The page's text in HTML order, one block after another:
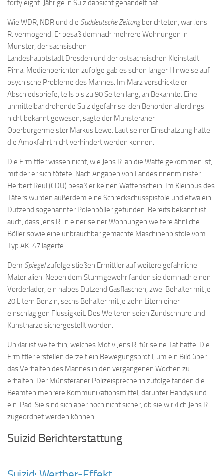
forty eight-Jährige in Suizidabsicht gehandelt hat.
Wie WDR, NDR und die Süddeutsche Zeitungberichteten, war Jens
R. vermögend. Er besaß demnach mehrere Wohnungen in
Münster, der sächsischen
Landeshauptstadt Dresden und der ostsächsischen Kleinstadt
Pirna. Medienberichten zufolge gab es schon länger Hinweise auf
psychische Probleme des Mannes. Im März verschickte er
Abschiedsbriefe, teils bis zu 90 Seiten lang, an Bekannte. Eine
unmittelbar drohende Suizidgefahr sei den Behörden allerdings
nicht bekannt gewesen, sagte der Münsteraner
Oberbürgermeister Markus Lewe. Laut seiner Einschätzung hätte
die Amokfahrt nicht verhindert werden können.
Die Ermittler wissen nicht, wie Jens R. an die Waffe gekommen ist,
mit der er sich tötete. Nach Angaben von Landesinnenminister
Herbert Reul (CDU) besaß er keinen Waffenschein. Im Kleinbus des
Täters wurden außerdem eine Schreckschusspistole und etwa ein
Dutzend sogenannter Polenböller gefunden. Bereits bekannt ist
auch, dass Jens R. in einer seiner Wohnungen weitere ähnliche
Böller sowie eine unbrauchbar gemachte Maschinenpistole vom
Typ AK-47 lagerte.
Dem Spiegelzufolge stießen Ermittler auf weitere gefährliche
Materialien: Neben dem Sturmgewehr fanden sie demnach einen
Vorderlader, ein halbes Dutzend Gasflaschen, zwei Behälter mit je
20 Litern Benzin, sechs Behälter mit je zehn Litern einer
einschlägigen Flüssigkeit. Des Weiteren seien Zündschnüre und
Kunstharze sichergestellt worden.
Unklar ist weiterhin, welches Motiv Jens R. für seine Tat hatte. Die
Ermittler erstellen derzeit ein Bewegungsprofil, um ein Bild über
das Verhalten des Mannes in den vergangenen Wochen zu
erhalten. Der Münsteraner Polizeisprecherin zufolge fanden die
Beamten mehrere Kommunikationsmittel, darunter Handys und
ein iPad. Sie sind sich aber noch nicht sicher, ob sie wirklich Jens R.
zugeordnet werden können.
Suizid Berichterstattung